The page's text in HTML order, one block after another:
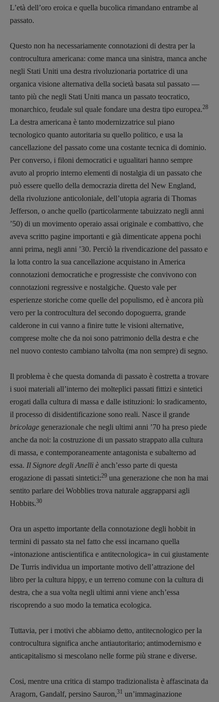
L’età dell’oro eroica e quella bucolica rimandano entrambe al
passato.
Questo non ha necessariamente connotazioni di destra per la
controcultura americana: come manca una sinistra, manca anche
negli Stati Uniti una destra rivoluzionaria portatrice di una
organica visione alternativa della società basata sul passato —
tanto più che negli Stati Uniti manca un passato teocratico,
monarchico, feudale sul quale fondare una destra tipo europea.28
La destra americana è tanto modernizzatrice sul piano
tecnologico quanto autoritaria su quello politico, e usa la
cancellazione del passato come una costante tecnica di dominio.
Per converso, i filoni democratici e ugualitari hanno sempre
avuto al proprio interno elementi di nostalgia di un passato che
può essere quello della democrazia diretta del New England,
della rivoluzione anticoloniale, dell’utopia agraria di Thomas
Jefferson, o anche quello (particolarmente tabuizzato negli anni
’50) di un movimento operaio assai originale e combattivo, che
aveva scritto pagine importanti e già dimenticate appena pochi
anni prima, negli anni ’30. Perciò la rivendicazione del passato e
la lotta contro la sua cancellazione acquistano in America
connotazioni democratiche e progressiste che convivono con
connotazioni regressive e nostalgiche. Questo vale per
esperienze storiche come quelle del populismo, ed è ancora più
vero per la controcultura del secondo dopoguerra, grande
calderone in cui vanno a finire tutte le visioni alternative,
comprese molte che da noi sono patrimonio della destra e che
nel nuovo contesto cambiano talvolta (ma non sempre) di segno.
Il problema è che questa domanda di passato è costretta a trovare
i suoi materiali all’interno dei molteplici passati fittizi e sintetici
erogati dalla cultura di massa e dalle istituzioni: lo sradicamento,
il processo di disidentificazione sono reali. Nasce il grande
bricolage generazionale che negli ultimi anni ’70 ha preso piede
anche da noi: la costruzione di un passato strappato alla cultura
di massa, e contemporaneamente antagonista e subalterno ad
essa. Il Signore degli Anelli è anch’esso parte di questa
erogazione di passati sintetici:29 una generazione che non ha mai
sentito parlare dei Wobblies trova naturale aggrapparsi agli
Hobbits.30
Ora un aspetto importante della connotazione degli hobbit in
termini di passato sta nel fatto che essi incarnano quella
«intonazione antiscientifica e antitecnologica» in cui giustamente
De Turris individua un importante motivo dell’attrazione del
libro per la cultura hippy, e un terreno comune con la cultura di
destra, che a sua volta negli ultimi anni viene anch’essa
riscoprendo a suo modo la tematica ecologica.
Tuttavia, per i motivi che abbiamo detto, antitecnologico per la
controcultura significa anche antiautoritario; antimodernismo e
anticapitalismo si mescolano nelle forme più strane e diverse.
Cosi, mentre una critica di stampo tradizionalista è affascinata da
Aragorn, Gandalf, persino Sauron,31 un’immaginazione